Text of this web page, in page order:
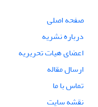
صفحه اصلی
درباره نشریه
اعضای هیات تحریریه
ارسال مقاله
تماس با ما
نقشه سایت